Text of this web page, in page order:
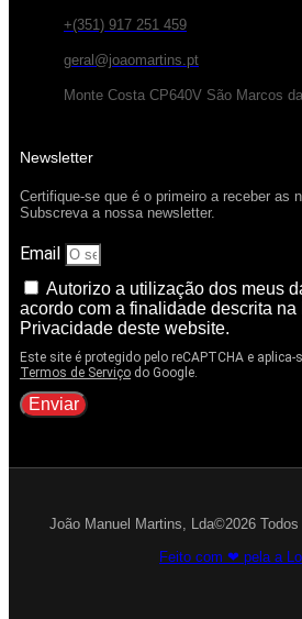
+(351) 917 251 459
geral@joaomartins.pt
Monte Costa CP640V São Marcos
Newsletter
Certifique-se que é o primeiro a receber as
Subscreva a nossa newsletter.
Email
Autorizo a utilização dos meus
acordo com a finalidade descrita
Privacidade deste website.
Este site é protegido pelo reCAPTCHA e aplica-
Termos de Serviço do Google.
Enviar
João Manuel Martins, Lda©2026
Feito com ❤ pela a